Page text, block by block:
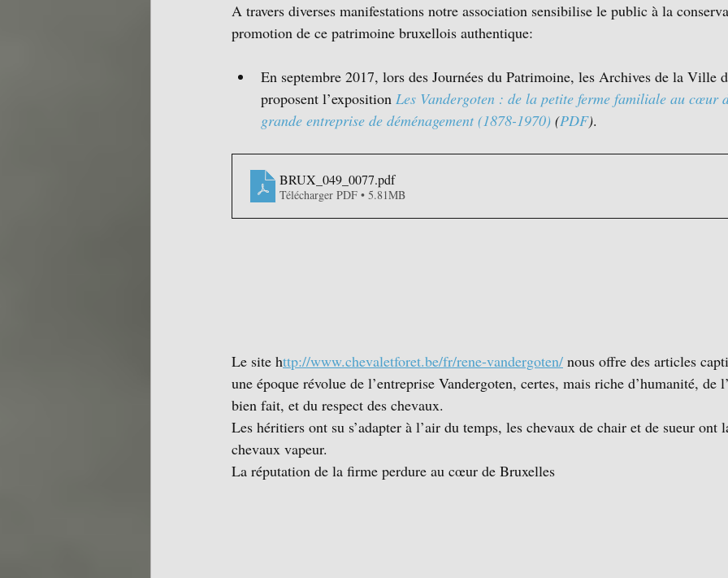
A travers diverses manifestations notre association sensibilise le public à la
promotion de ce patrimoine bruxellois authentique:
En septembre 2017, lors des Journées du Patrimoine, les Archives de la Ville
proposent l’exposition Les Vandergoten : de la petite ferme familiale au cœur
grande entreprise de déménagement (1878-1970) (PDF).
BRUX_049_0077.pdf
Télécharger PDF • 5.81MB
Le site http://www.chevaletforet.be/fr/rene-vandergoten/ nous offre des articles
une époque révolue de l’entreprise Vandergoten, certes, mais riche d’humanité, de
bien fait, et du respect des chevaux.
Les héritiers ont su s’adapter à l’air du temps, les chevaux de chair et de sueur ont
chevaux vapeur.
La réputation de la firme perdure au cœur de Bruxelles